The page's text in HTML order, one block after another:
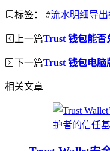
标签： #流水明细导出
上一篇Trust 钱包能否
下一篇Trust 钱包电脑
相关文章